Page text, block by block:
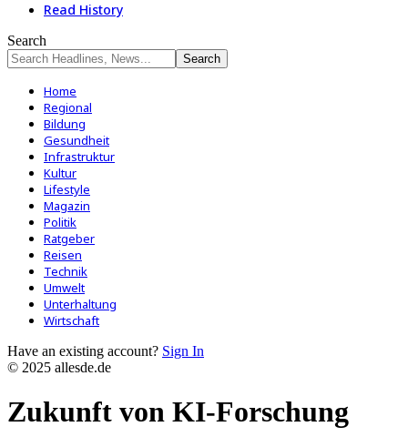
Read History
Search
Home
Regional
Bildung
Gesundheit
Infrastruktur
Kultur
Lifestyle
Magazin
Politik
Ratgeber
Reisen
Technik
Umwelt
Unterhaltung
Wirtschaft
Have an existing account? Sign In
© 2025 allesde.de
Zukunft von KI-Forschung